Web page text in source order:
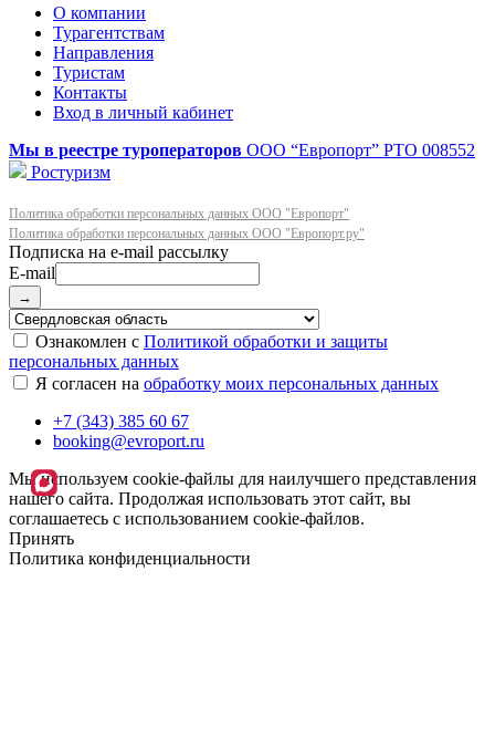
О компании
Турагентствам
Направления
Туристам
Контакты
Вход в личный кабинет
Мы в реестре туроператоров ООО “Европорт” РТО 008552
Ростуризм
Политика обработки персональных данных ООО "Европорт"
Политика обработки персональных данных ООО "Европорт.ру"
E-mail
→
Ознакомлен с Политикой обработки и защиты
персональных данных
Я согласен на обработку моих персональных данных
+7 (343) 385 60 67
booking@evroport.ru
Мы используем cookie-файлы для наилучшего представления
нашего сайта. Продолжая использовать этот сайт, вы
соглашаетесь с использованием cookie-файлов.
Принять
Политика конфиденциальности